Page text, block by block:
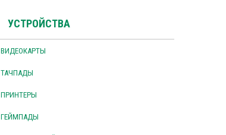
УСТРОЙСТВА
ВИДЕОКАРТЫ
ТАЧПАДЫ
ПРИНТЕРЫ
ГЕЙМПАДЫ